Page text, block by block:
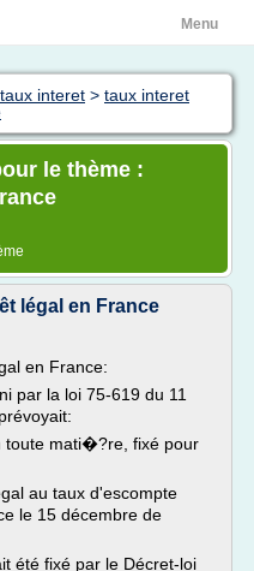
Menu
interet > taux interet
le thème :
légal en France
en France:
par la loi 75-619 du 11
toute mati�?re, fixé pour
au taux d'escompte
le 15 décembre de
été fixé par le Décret-loi